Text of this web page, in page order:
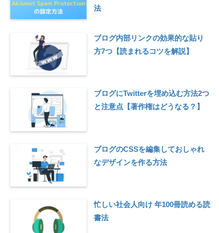
法
ブログ内部リンクの効果的な貼り
方7つ【読まれるコツを解説】
ブログにTwitterを埋め込む方法2つ
と注意点【著作権はどうなる？】
ブログのCSSを編集しておしゃれ
なデザインを作る方法
忙しい社会人向け 年100冊読める読
書法